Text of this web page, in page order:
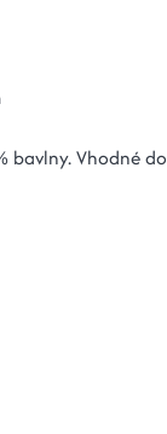
bavlny. Vhodné do